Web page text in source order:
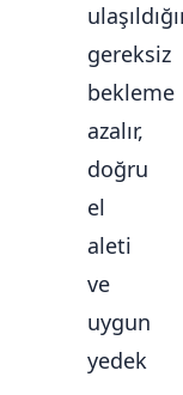
gereksiz
bekleme
azalır,
doğru
el
aleti
ve
uygun
yedek